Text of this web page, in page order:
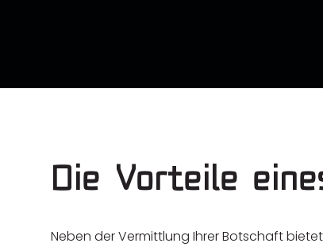
Die Vorteile
Neben der Vermittlung Ihrer Botschaft